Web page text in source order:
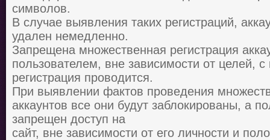
символов.
В случае выявления таких регистраций,
удален немедленно.
Запрещена множественная регистрация
пользователем, вне зависимости от целей, с
регистрация проводится.
При выявлении фактов проведения
аккаунтов все они будут заблокированы, а
запрещен доступ на
сайт, вне зависимости от его личности и